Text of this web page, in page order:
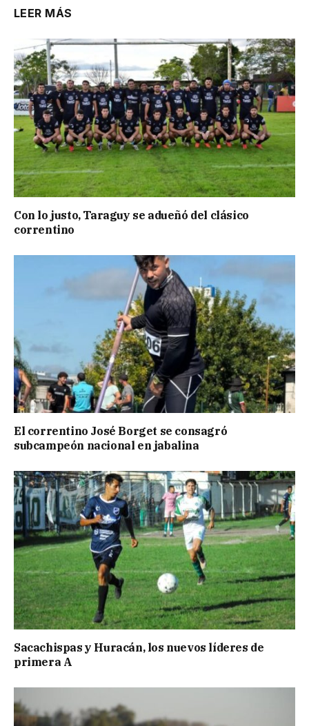
LEER MÁS
Con lo justo, Taraguy se adueñó del clásico
correntino
El correntino José Borget se consagró
subcampeón nacional en jabalina
Sacachispas y Huracán, los nuevos líderes de
primera A